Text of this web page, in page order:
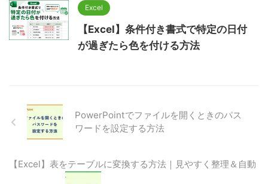
Excel
【Excel】条件付き書式で特定の日付
が過ぎたら色を付ける方法
PowerPointでファイルを開くときのパス
ワードを設定する方法
【Excel】表をテーブルに変換する方法｜見やすく整理＆自動